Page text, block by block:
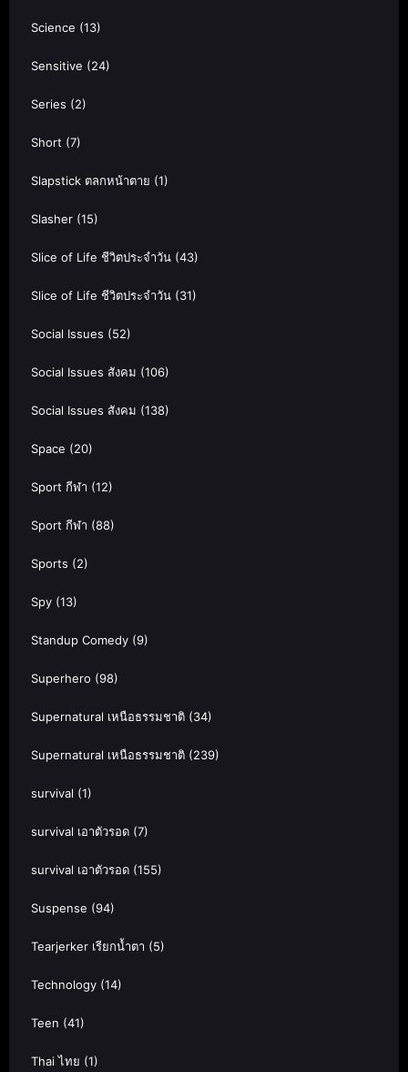
Science (13)
Sensitive (24)
Series (2)
Short (7)
Slapstick ตลกหน้าตาย (1)
Slasher (15)
Slice of Life ชีวิตประจำวัน (43)
Slice of Life ชีวิตประจำวัน (31)
Social Issues (52)
Social Issues สังคม (106)
Social Issues สังคม (138)
Space (20)
Sport กีฬา (12)
Sport กีฬา (88)
Sports (2)
Spy (13)
Standup Comedy (9)
Superhero (98)
Supernatural เหนือธรรมชาติ (34)
Supernatural เหนือธรรมชาติ (239)
survival (1)
survival เอาตัวรอด (7)
survival เอาตัวรอด (155)
Suspense (94)
Tearjerker เรียกน้ำตา (5)
Technology (14)
Teen (41)
Thai ไทย (1)